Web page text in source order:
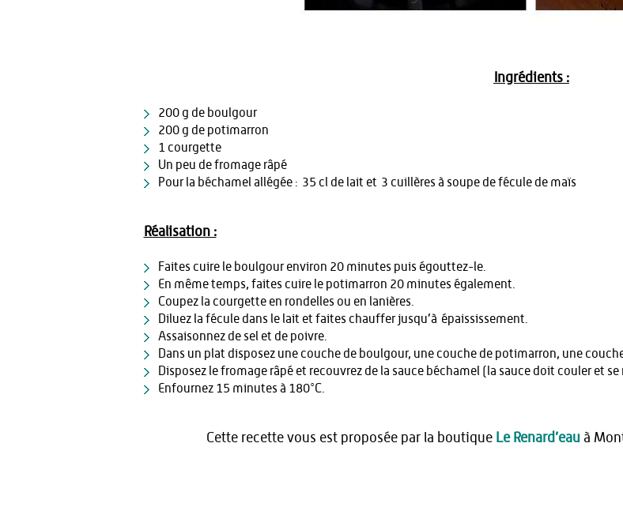
Ingrédients :
200 g de boulgour
200 g de potimarron
1 courgette
Un peu de fromage râpé
Pour la béchamel allégée : 35 cl de lait et 3 cuillères à soupe de fécule de maïs
Réalisation :
Faites cuire le boulgour environ 20 minutes puis égouttez-le.
En même temps, faites cuire le potimarron 20 minutes également.
Coupez la courgette en rondelles ou en lanières.
Diluez la fécule dans le lait et faites chauffer jusqu’à épaississement.
Assaisonnez de sel et de poivre.
Dans un plat disposez une couche de boulgour, une couche de potimarron, une
Disposez le fromage râpé et recouvrez de la sauce béchamel (la sauce doit couler et se
Enfournez 15 minutes à 180°C.
Cette recette vous est proposée par la boutique Le Renard’eau à